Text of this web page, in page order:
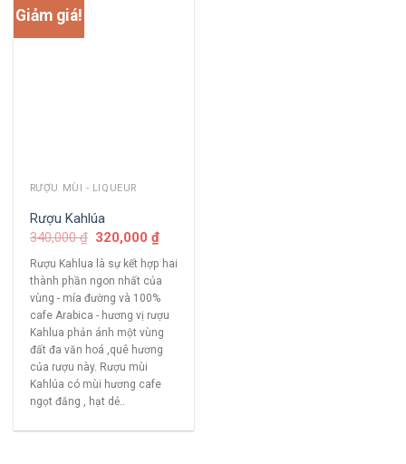
Giảm giá!
RƯỢU MÙI - LIQUEUR
Rượu Kahlúa
340,000₫ 320,000₫
Rượu Kahlua là sự kết hợp hai
thành phần ngon nhất của
vùng - mía đường và 100%
cafe Arabica - hương vị rượu
Kahlua phản ánh một vùng
đất đa văn hoá ,quê hương
của rượu này. Rượu mùi
Kahlúa có mùi hương cafe
ngọt đắng , hạt dẻ..